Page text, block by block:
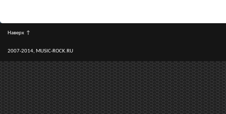
Наверх ↑
2007-2014, MUSIC-ROCK.RU